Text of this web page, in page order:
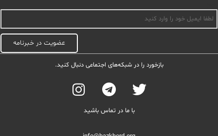
عضویت در خبرنامه
بازخورد را در شبکه‌های اجتماعی دنبال کنید.
با ما در تماس باشید